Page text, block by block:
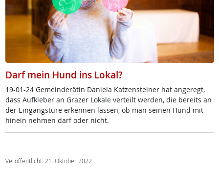
Darf mein Hund ins Lokal?
19-01-24 Ge­mein­de­rä­tin Da­nie­la Kat­zen­stei­ner hat an­ge­regt,
dass Auf­k­le­ber an Gra­zer Lo­ka­le ver­teilt wer­den, die be­reits an
der Ein­gang­s­tü­re er­ken­nen las­sen, ob man sei­nen Hund mit
hin­ein neh­men darf oder nicht.
Veröffentlicht: 21. Oktober 2022